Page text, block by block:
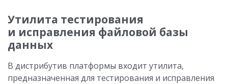
Утилита тестирования
и исправления файловой базы
данных
В дистрибутив платформы входит утилита,
предназначенная для тестирования и исправления